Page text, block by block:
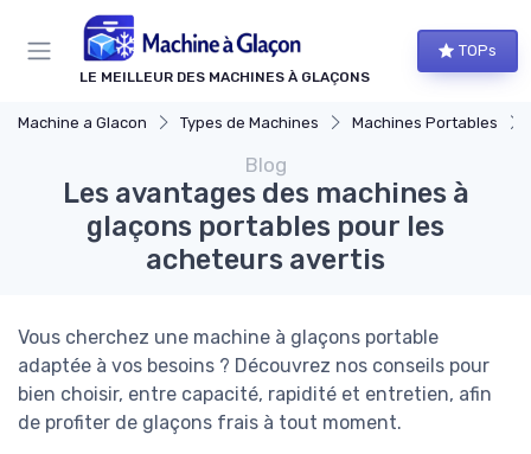
LE MEILLEUR DES MACHINES À GLAÇONS
TOPs
Machine a Glacon Types de Machines Machines Portables
Blog
Les avantages des machines à
glaçons portables pour les
acheteurs avertis
Vous cherchez une machine à glaçons portable
adaptée à vos besoins ? Découvrez nos conseils pour
bien choisir, entre capacité, rapidité et entretien, afin
de profiter de glaçons frais à tout moment.
Panneau de gestion des cookies